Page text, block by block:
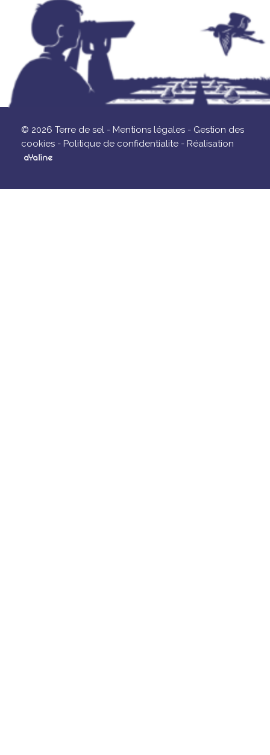
© 2026 Terre de sel - Mentions légales - Gestion des
cookies - Politique de confidentialite - Réalisation